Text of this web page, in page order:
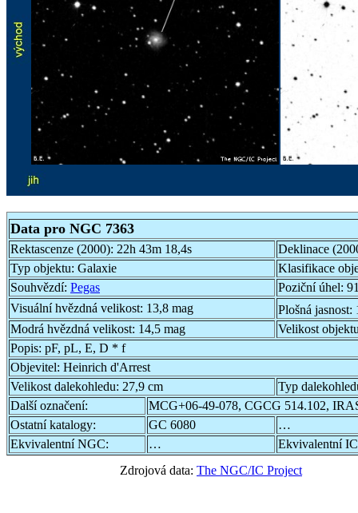
Data pro NGC 7363
Rektascenze (2000): 22h 43m 18,4s
Deklinace
Typ objektu: Galaxie
Klasifikace
Souhvězdí: Pegas Poziční úhel:
Visuální hvězdná velikost: 13,8 mag Plošná jasnost:
Modrá hvězdná velikost: 14,5 mag
Velikost
Popis: pF, pL, E, D * f
Objevitel: Heinrich d'Arrest
Velikost dalekohledu: 27,9 cm
Typ
Další označení:
MCG+06-49-078, CGCG 514.102,
Ostatní katalogy:
GC 6080
…
Ekvivalentní NGC:
…
Ekvivalentní
Zdrojová data: The NGC/IC Project